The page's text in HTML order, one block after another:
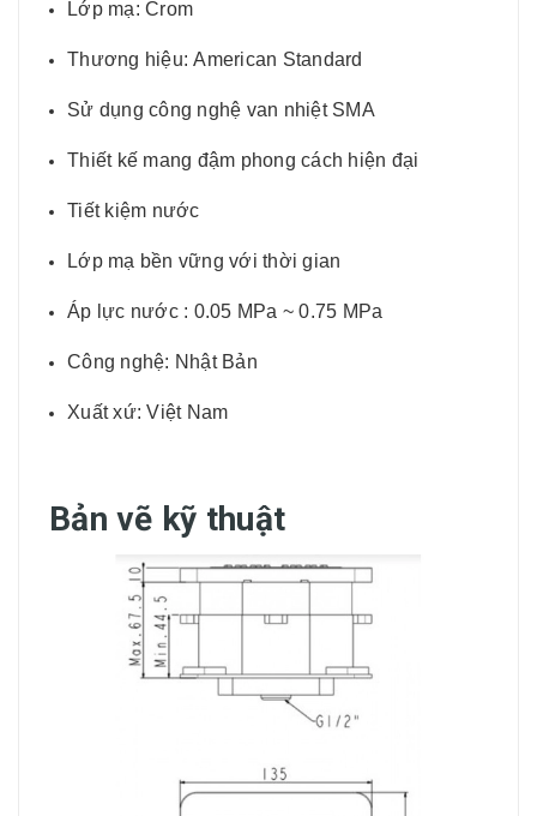
Lớp mạ: Crom
Thương hiệu: American Standard
Sử dụng công nghệ van nhiệt SMA
Thiết kế mang đậm phong cách hiện đại
Tiết kiệm nước
Lớp mạ bền vững với thời gian
Áp lực nước : 0.05 MPa ~ 0.75 MPa
Công nghệ: Nhật Bản
Xuất xứ: Việt Nam
Bản vẽ kỹ thuật